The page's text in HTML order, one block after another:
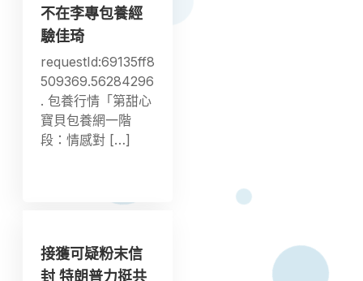
不在李專包養經
驗佳琦
requestId:69135ff8
509369.56284296
. 包養行情「第甜心
寶貝包養網一階
段：情感對 […]
接獲可疑粉末信
封 特朗普力挺共